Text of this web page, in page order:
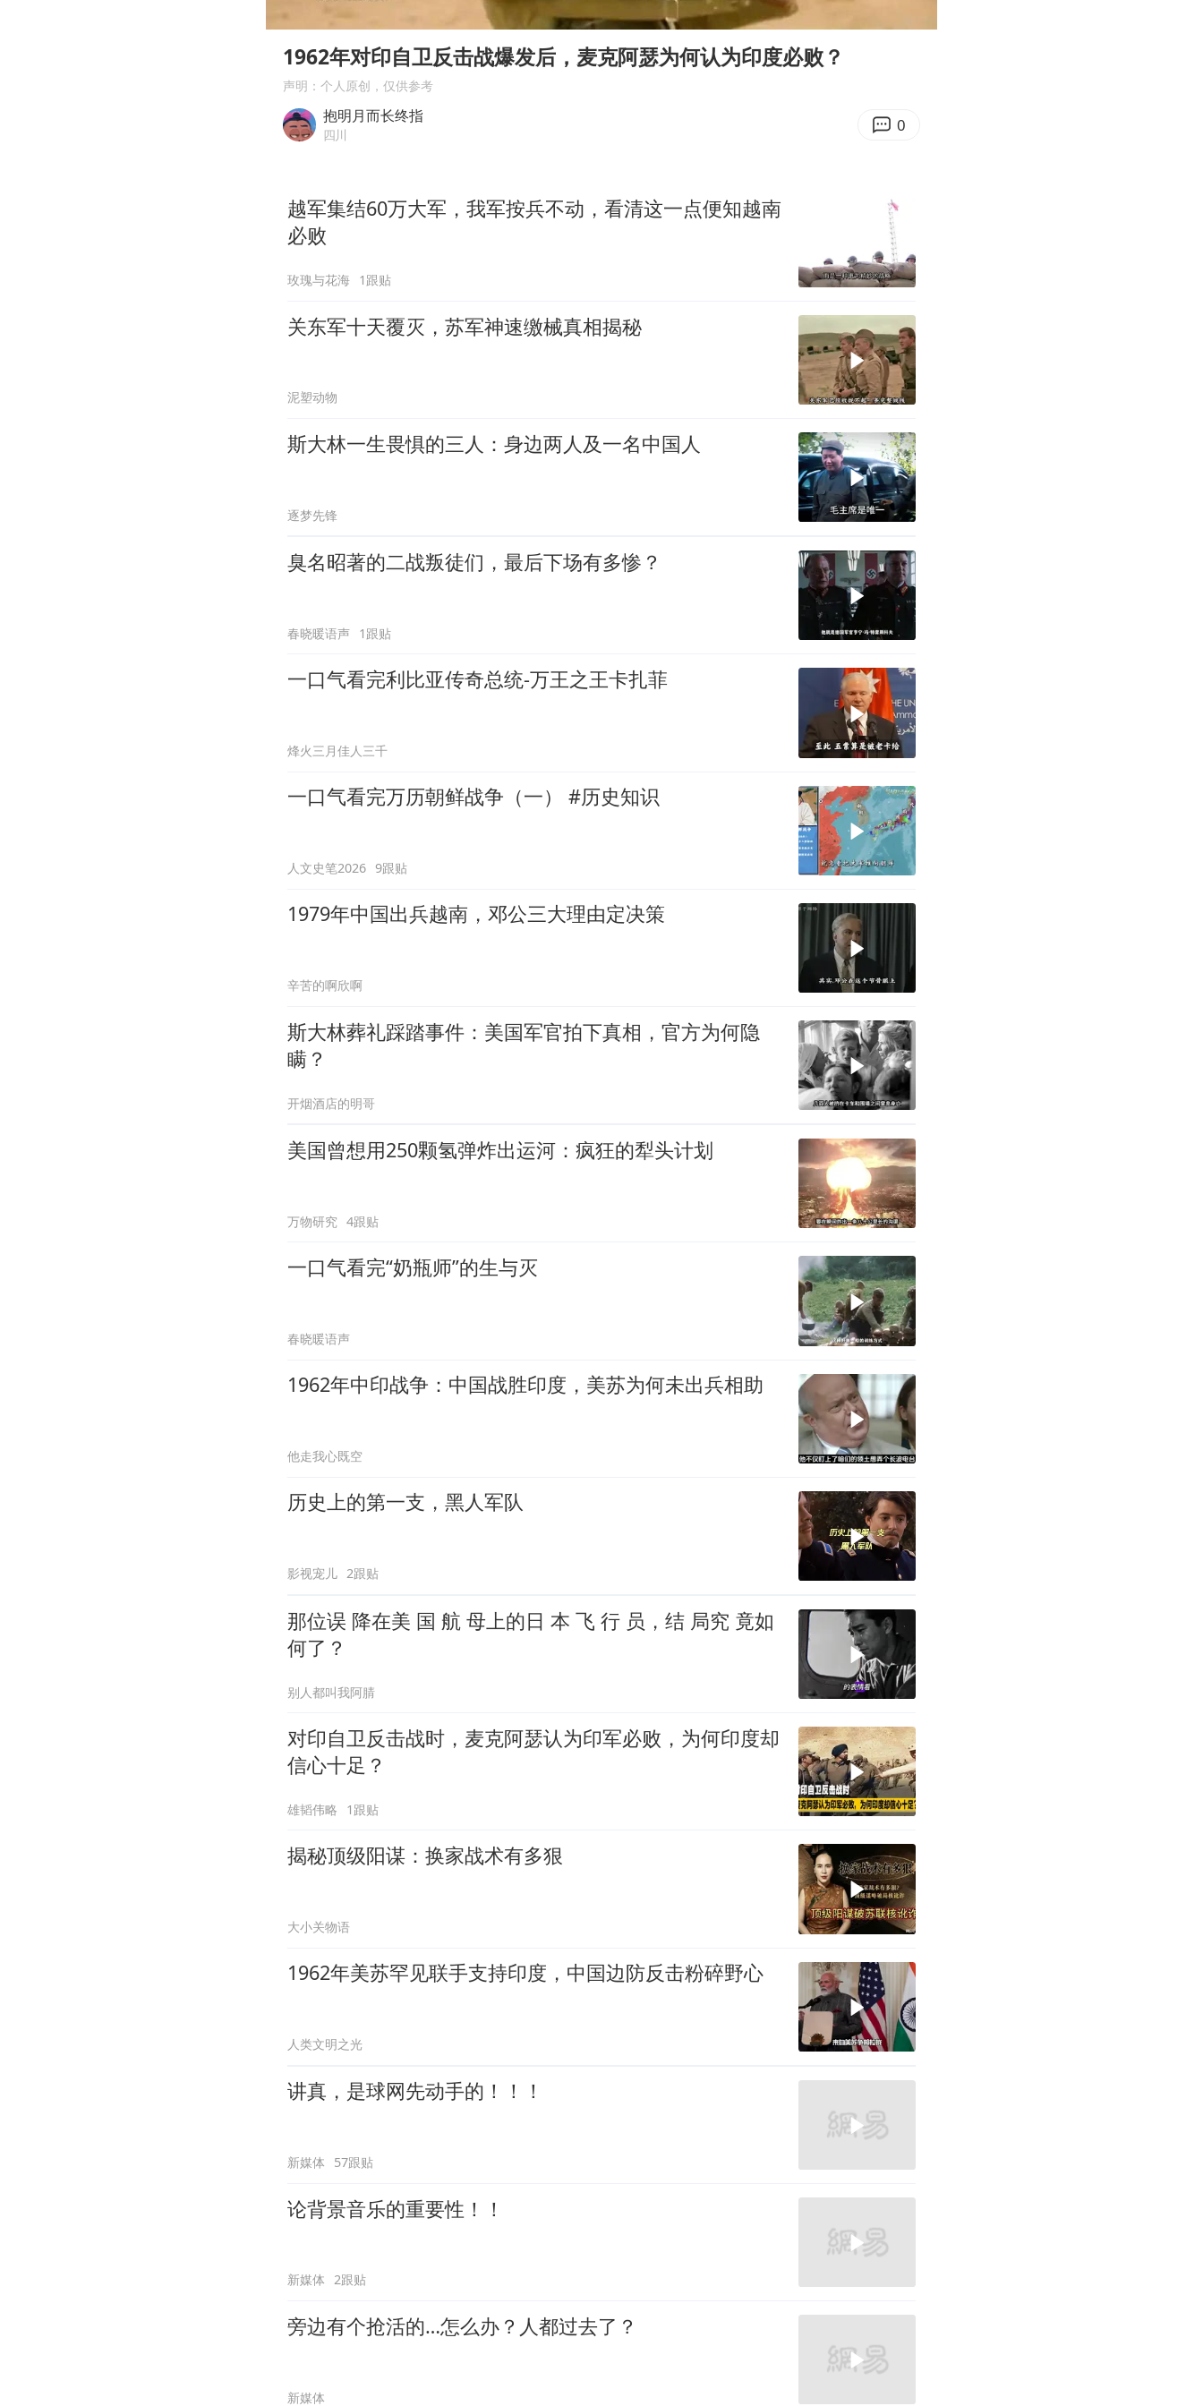
4.2平卫生间补漏注胶花1.55万
白海豚路径图
律师谈贾冰私人饭局被偷拍
从科技创新看开局起步的时与势
00:00
1962年对印自卫反击战爆发后，麦克阿瑟为何认为印度必败？
声明：个人原创，仅供参考
抱明月而长终指
四川 0
越军集结60万大军，我军按兵不动，看清这一点便知越南
必败
玫瑰与花海 1跟贴
关东军十天覆灭，苏军神速缴械真相揭秘
泥塑动物
斯大林一生畏惧的三人：身边两人及一名中国人
逐梦先锋
臭名昭著的二战叛徒们，最后下场有多惨？
春晓暖语声 1跟贴
一口气看完利比亚传奇总统-万王之王卡扎菲
烽火三月佳人三千
一口气看完万历朝鲜战争（一） #历史知识
人文史笔2026 9跟贴
1979年中国出兵越南，邓公三大理由定决策
辛苦的啊欣啊
斯大林葬礼踩踏事件：美国军官拍下真相，官方为何隐
瞒？
开烟酒店的明哥
美国曾想用250颗氢弹炸出运河：疯狂的犁头计划
万物研究 4跟贴
一口气看完“奶瓶师”的生与灭
春晓暖语声
1962年中印战争：中国战胜印度，美苏为何未出兵相助
他走我心既空
历史上的第一支，黑人军队
影视宠儿 2跟贴
那位误 降在美 国 航 母上的日 本 飞 行 员，结 局究 竟如
何了？
别人都叫我阿腈
对印自卫反击战时，麦克阿瑟认为印军必败，为何印度却
信心十足？
雄韬伟略 1跟贴
揭秘顶级阳谋：换家战术有多狠
大小关物语
1962年美苏罕见联手支持印度，中国边防反击粉碎野心
人类文明之光
讲真，是球网先动手的！！！
新媒体 57跟贴
论背景音乐的重要性！！
新媒体 2跟贴
旁边有个抢活的…怎么办？人都过去了？
新媒体